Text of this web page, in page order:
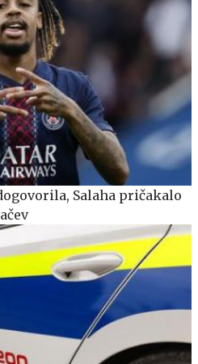
Salaha pričakalo